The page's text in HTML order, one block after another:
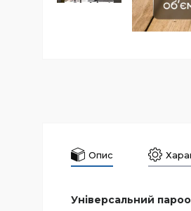
Опис
Універсальний